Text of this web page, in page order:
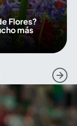
Flores?
más